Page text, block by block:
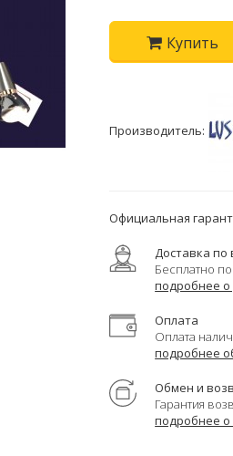
Купить
Производитель:
Официальная
Доставка по
Бесплатно
подробнее о
Оплата
Оплата
подробнее
Обмен и
Гарантия
подробнее